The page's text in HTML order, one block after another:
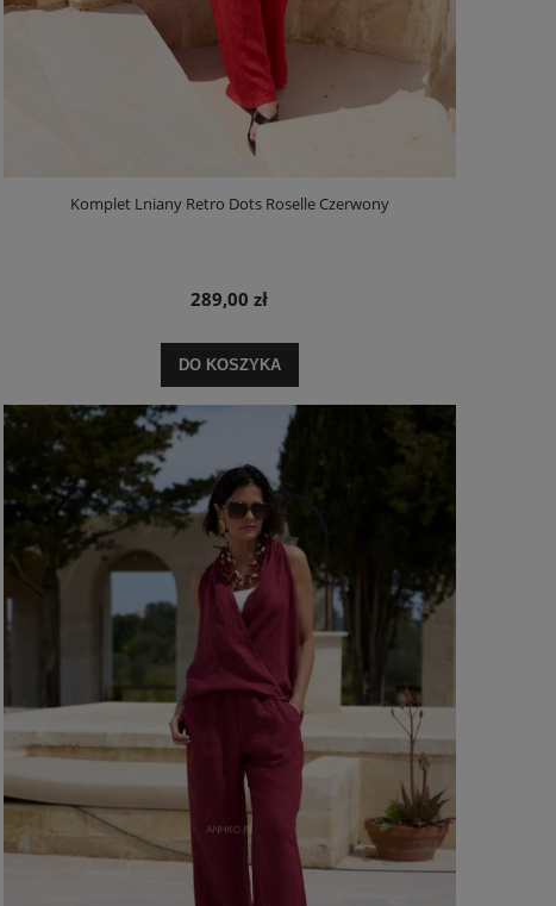
Komplet Lniany Retro Dots Roselle Czerwony
289,00 zł
DO KOSZYKA